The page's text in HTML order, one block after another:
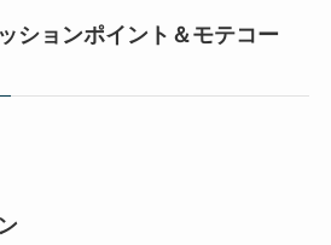
ションポイント＆モテコー